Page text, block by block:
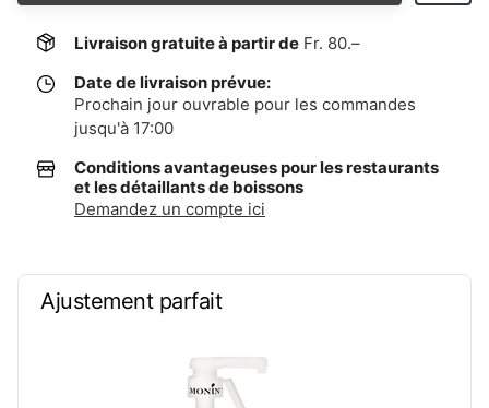
Livraison gratuite à partir de Fr. 80.–
Date de livraison prévue:
Prochain jour ouvrable pour les commandes
jusqu'à 17:00
Conditions avantageuses pour les restaurants
et les détaillants de boissons
Demandez un compte ici
Ajustement parfait